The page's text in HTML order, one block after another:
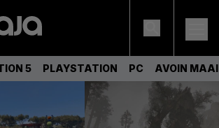
5 PLAYSTATION PC AVOIN